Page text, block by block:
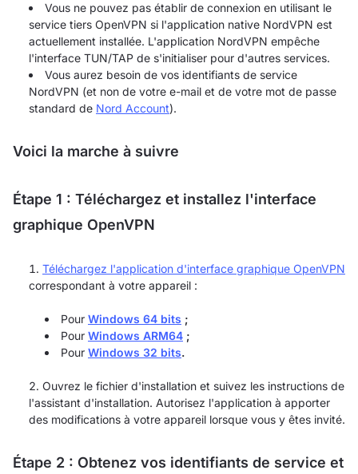
Vous ne pouvez pas établir de connexion en utilisant le
service tiers OpenVPN si l'application native NordVPN est
actuellement installée. L'application NordVPN empêche
l'interface TUN/TAP de s'initialiser pour d'autres services.
Vous aurez besoin de vos identifiants de service
NordVPN (et non de votre e-mail et de votre mot de passe
standard de Nord Account).
Voici la marche à suivre
Étape 1 : Téléchargez et installez l'interface
graphique OpenVPN
Téléchargez l'application d'interface graphique OpenVPN
correspondant à votre appareil :
Pour Windows 64 bits ;
Pour Windows ARM64 ;
Pour Windows 32 bits.
Ouvrez le fichier d'installation et suivez les instructions de
l'assistant d'installation. Autorisez l'application à apporter
des modifications à votre appareil lorsque vous y êtes invité.
Étape 2 : Obtenez vos identifiants de service et